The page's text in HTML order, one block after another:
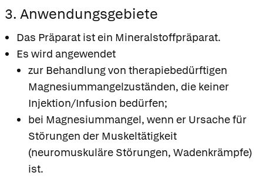
3. Anwendungsgebiete
Das Präparat ist ein Mineralstoffpräparat.
Es wird angewendet
zur Behandlung von therapiebedürftigen
Magnesiummangelzuständen, die keiner
Injektion/Infusion bedürfen;
bei Magnesiummangel, wenn er Ursache für
Störungen der Muskeltätigkeit
(neuromuskuläre Störungen, Wadenkrämpfe)
ist.